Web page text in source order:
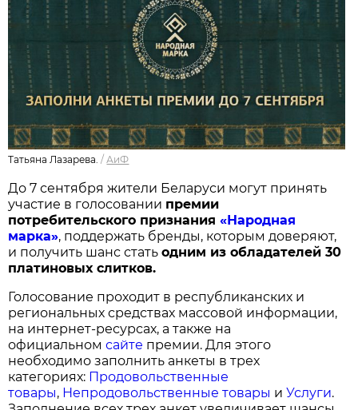
Татьяна Лазарева. / АиФ
До 7 сентября жители Беларуси могут принять
участие в голосовании премии
потребительского признания«Народная
марка», поддержать бренды, которым доверяют,
и получить шанс статьодним из обладателей 30
платиновых слитков.
Голосование проходит в республиканских и
региональных средствах массовой информации,
на интернет-ресурсах, а также на
официальномсайте премии. Для этого
необходимо заполнить анкеты в трех
категориях: Продовольственные
товары, Непродовольственные товары иУслуги.